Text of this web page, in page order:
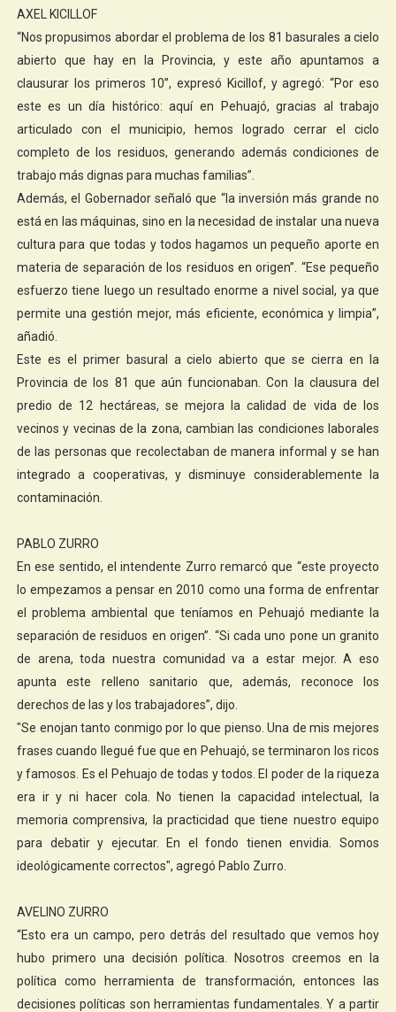
AXEL KICILLOF
“Nos propusimos abordar el problema de los 81 basurales a cielo
abierto que hay en la Provincia, y este año apuntamos a
clausurar los primeros 10”, expresó Kicillof, y agregó: “Por eso
este es un día histórico: aquí en Pehuajó, gracias al trabajo
articulado con el municipio, hemos logrado cerrar el ciclo
completo de los residuos, generando además condiciones de
trabajo más dignas para muchas familias”.
Además, el Gobernador señaló que “la inversión más grande no
está en las máquinas, sino en la necesidad de instalar una nueva
cultura para que todas y todos hagamos un pequeño aporte en
materia de separación de los residuos en origen”. “Ese pequeño
esfuerzo tiene luego un resultado enorme a nivel social, ya que
permite una gestión mejor, más eficiente, económica y limpia”,
añadió.
Este es el primer basural a cielo abierto que se cierra en la
Provincia de los 81 que aún funcionaban. Con la clausura del
predio de 12 hectáreas, se mejora la calidad de vida de los
vecinos y vecinas de la zona, cambian las condiciones laborales
de las personas que recolectaban de manera informal y se han
integrado a cooperativas, y disminuye considerablemente la
contaminación.
PABLO ZURRO
En ese sentido, el intendente Zurro remarcó que “este proyecto
lo empezamos a pensar en 2010 como una forma de enfrentar
el problema ambiental que teníamos en Pehuajó mediante la
separación de residuos en origen”. “Si cada uno pone un granito
de arena, toda nuestra comunidad va a estar mejor. A eso
apunta este relleno sanitario que, además, reconoce los
derechos de las y los trabajadores”, dijo.
"Se enojan tanto conmigo por lo que pienso. Una de mis mejores
frases cuando llegué fue que en Pehuajó, se terminaron los ricos
y famosos. Es el Pehuajo de todas y todos. El poder de la riqueza
era ir y ni hacer cola. No tienen la capacidad intelectual, la
memoria comprensiva, la practicidad que tiene nuestro equipo
para debatir y ejecutar. En el fondo tienen envidia. Somos
ideológicamente correctos", agregó Pablo Zurro.
AVELINO ZURRO
“Esto era un campo, pero detrás del resultado que vemos hoy
hubo primero una decisión política. Nosotros creemos en la
política como herramienta de transformación, entonces las
decisiones políticas son herramientas fundamentales. Y a partir